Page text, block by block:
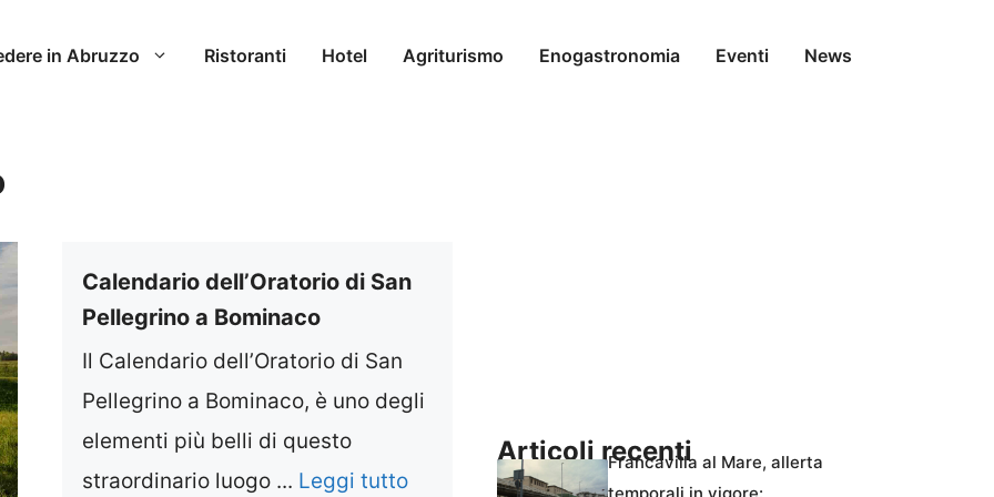
in Abruzzo Ristoranti Hotel Agriturismo Enogastronomia Eventi News
Calendario dell’Oratorio di San
Pellegrino a Bominaco
Il Calendario dell’Oratorio di San
Pellegrino a Bominaco, è uno degli
elementi più belli di questo
straordinario luogo ... Leggi tutto
Articoli recentiFrancavilla al Mare, allerta